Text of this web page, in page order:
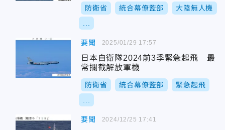
防衛省 統合幕僚監部 大陸無人機
要聞
日本自衛隊2024前3季緊急起飛 最
常攔截解放軍機
防衛省 統合幕僚監部 緊急起飛
2025/01/29 17:57
要聞 2024/12/25 17:41